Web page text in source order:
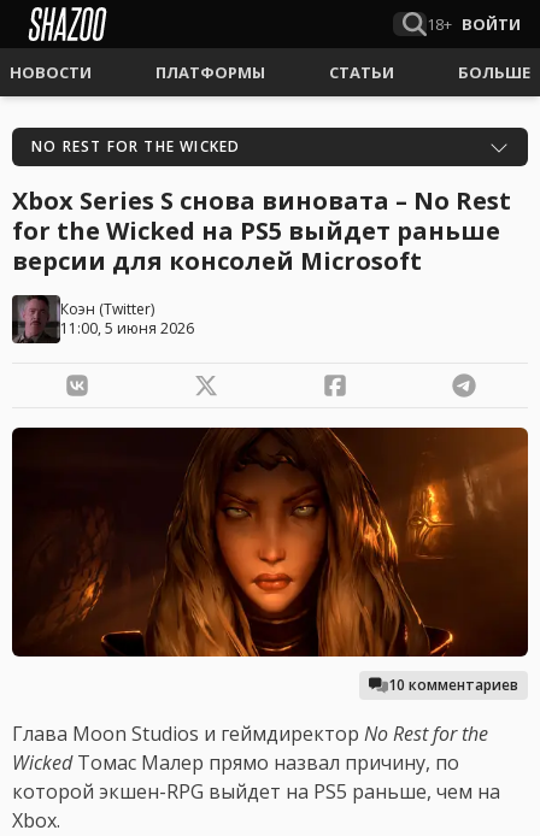
18+ ВОЙТИ
НОВОСТИ ПЛАТФОРМЫ СТАТЬИ БОЛЬШЕ
NO REST FOR THE WICKED
Xbox Series S снова виновата – No Rest
for the Wicked на PS5 выйдет раньше
версии для консолей Microsoft
Коэн (Twitter)
11:00, 5 июня 2026
10 комментариев
Глава Moon Studios и геймдиректор No Rest for the
WickedТомас Малер прямо назвал причину, по
которой экшен-RPG выйдет на PS5 раньше, чем на
Xbox.